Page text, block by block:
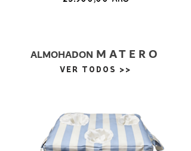
ALMOHADON MATERO
VER TODOS >>